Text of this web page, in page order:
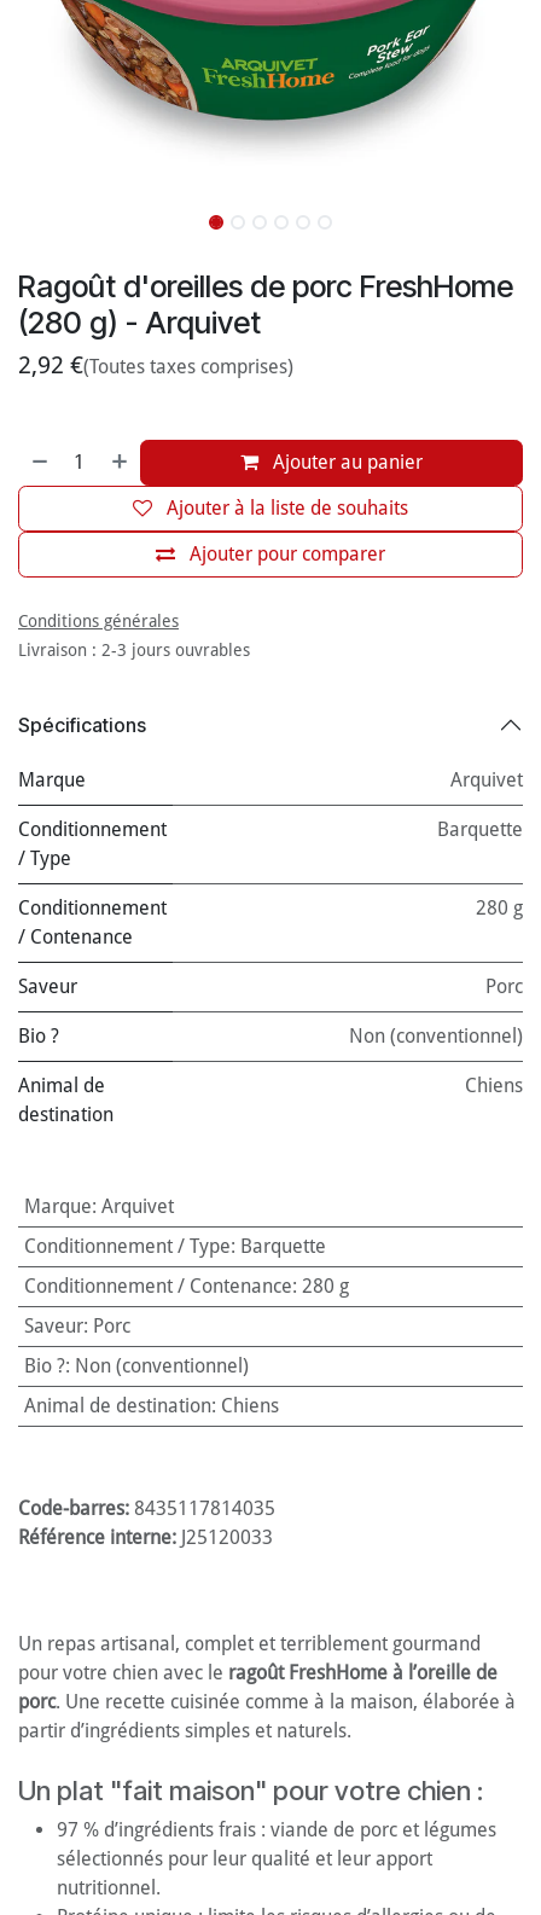
Ragoût d'oreilles de porc FreshHome
(280 g) - Arquivet
2,92 €(Toutes taxes comprises)
Ajouter au panier
Ajouter pour comparer
Ajouter à la liste de souhaits
Conditions générales
Livraison : 2-3 jours ouvrables
Spécifications
Marque Arquivet
Conditionnement
/ Type
Barquette
Conditionnement
/ Contenance
280 g
Saveur Porc
Bio ? Non (conventionnel)
Animal de
destination
Chiens
Marque: Arquivet
Conditionnement / Type: Barquette
Conditionnement / Contenance: 280 g
Saveur: Porc
Bio ?: Non (conventionnel)
Animal de destination: Chiens
Code-barres: 8435117814035
Référence interne: J25120033
Un repas artisanal, complet et terriblement gourmand
pour votre chien avec le ragoût FreshHome à l’oreille de
porc. Une recette cuisinée comme à la maison, élaborée à
partir d’ingrédients simples et naturels.
Un plat "fait maison" pour votre chien :
97 % d’ingrédients frais : viande de porc et légumes
sélectionnés pour leur qualité et leur apport
nutritionnel.